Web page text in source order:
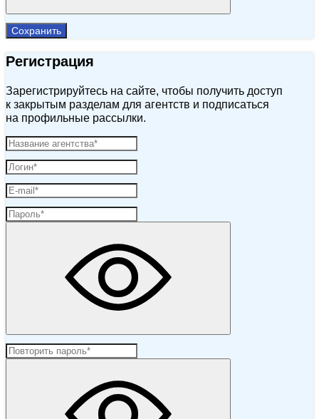
Сохранить
Регистрация
Зарегистрируйтесь на сайте, чтобы получить доступ
к закрытым разделам для агентств и подписаться
на профильные рассылки.